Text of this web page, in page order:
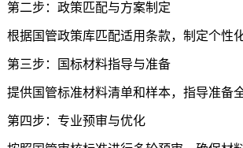
第二步：政策匹配与方案制定
根据国管政策库匹配适用条款，制定个性
第三步：国标材料指导与准备
提供国管标准材料清单和样本，指导准备
第四步：专业预审与优化